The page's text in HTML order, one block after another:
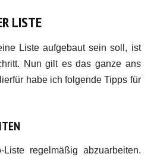
LISTE
Liste aufgebaut sein soll, ist
Nun gilt es das ganze ans
habe ich folgende Tipps für
regelmäßig abzuarbeiten.